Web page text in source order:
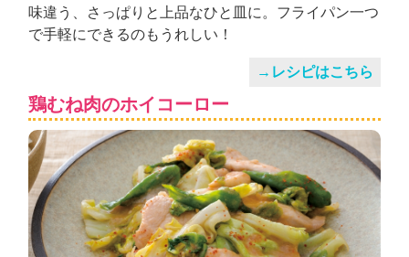
味違う、さっぱりと上品なひと皿に。フライパン一つ
で手軽にできるのもうれしい！
→レシピはこちら
鶏むね肉のホイコーロー